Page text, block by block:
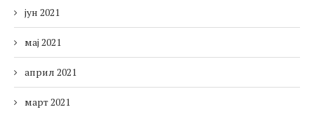
јун 2021
мај 2021
април 2021
март 2021